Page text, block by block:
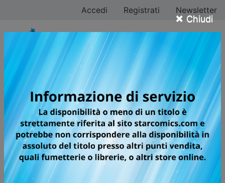
× Chiudi
Accedi Registrati Newsletter
Tutti i fumetti della
categoria Manga /
Seinen